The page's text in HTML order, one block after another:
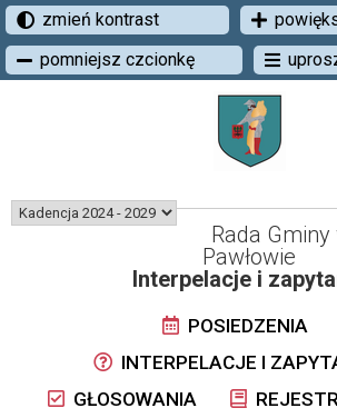
zmień kontrast
pomniejsz czcionkę
Rada Gminy
Pawłowie
Interpelacje i
POSIEDZENIA
INTERPELACJE I
GŁOSOWANIA